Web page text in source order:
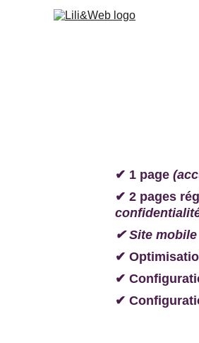
✔ 1 page
✔ 2 pages
✔ Site mobile
✔
✔
✔